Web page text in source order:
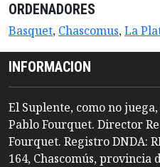
ORDENADORES
Basquet, Chascomus,La
INFORMACION
El Suplente, como no
Pablo Fourquet. Director
Fourquet. Registro DNDA:
164, Chascomús, provincia